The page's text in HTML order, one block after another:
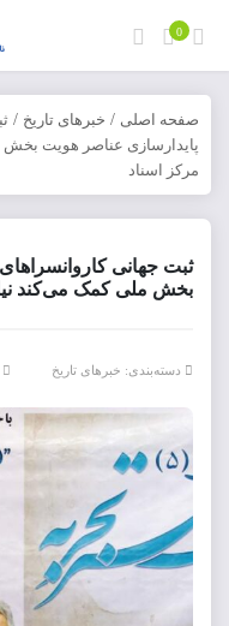
0
صفحه اصلی / خبرهای تاریخ /
پایدارسازی عناصر هویت بخش
مرکز اسناد
ثبت جهانی
بخش ملی کمک می‌کند
دسته‌بندی: خبرهای تاریخ